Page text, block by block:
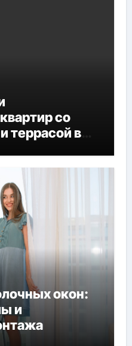
со
террасой в
окон:
и